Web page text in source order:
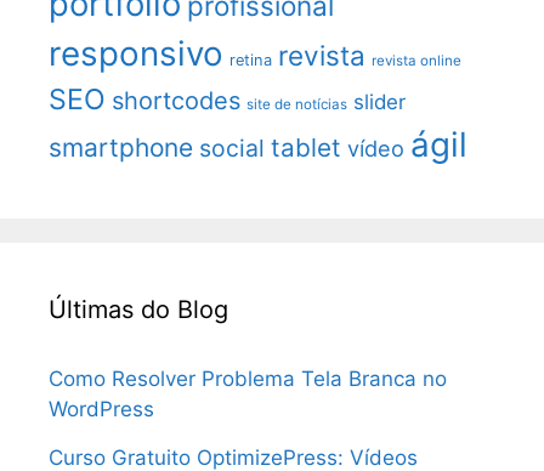
responsivo retina revista revista online
SEO shortcodes site de notícias slider
smartphone social tablet vídeo ágil
Últimas do Blog
Como Resolver Problema Tela Branca no
WordPress
Curso Gratuito OptimizePress: Vídeos